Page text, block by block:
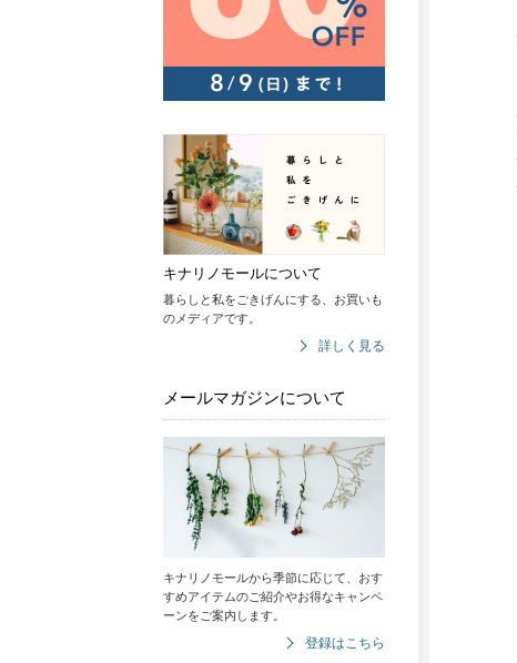
キナリノモールについて
暮らしと私をごきげんにする、お買いも
のメディアです。
詳しく見る
メールマガジンについて
キナリノモールから季節に応じて、おす
すめアイテムのご紹介やお得なキャンペ
ーンをご案内します。
登録はこちら